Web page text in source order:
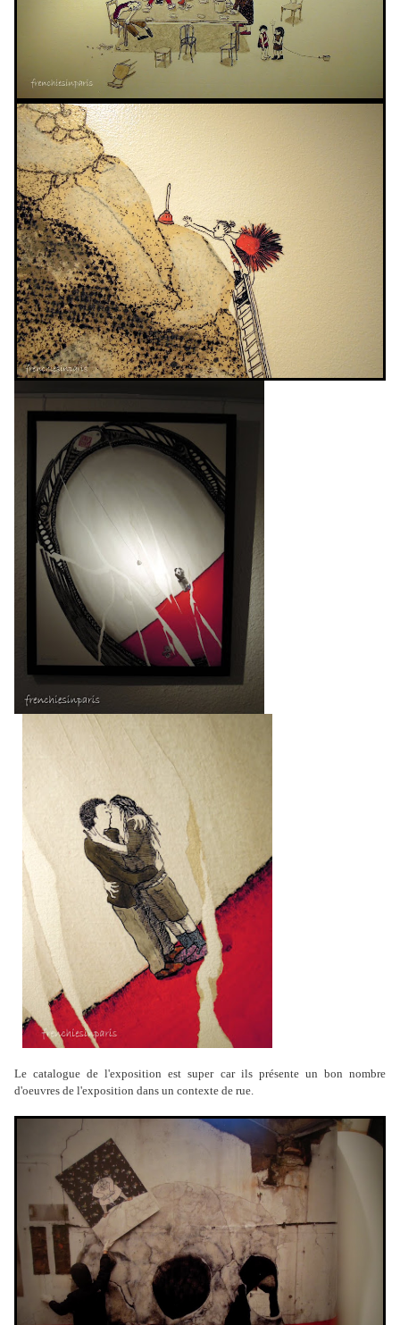
Le catalogue de l'exposition est super car ils présente un bon nombre
d'oeuvres de l'exposition dans un contexte de rue.